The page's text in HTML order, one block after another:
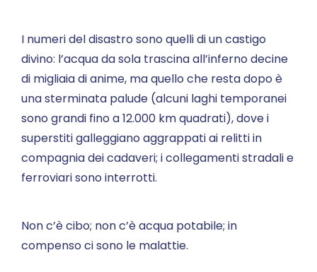
I numeri del disastro sono quelli di un castigo
divino: l’acqua da sola trascina all’inferno decine
di migliaia di anime, ma quello che resta dopo è
una sterminata palude (alcuni laghi temporanei
sono grandi fino a 12.000 km quadrati), dove i
superstiti galleggiano aggrappati ai relitti in
compagnia dei cadaveri; i collegamenti stradali e
ferroviari sono interrotti.
Non c’è cibo; non c’è acqua potabile; in
compenso ci sono le malattie.